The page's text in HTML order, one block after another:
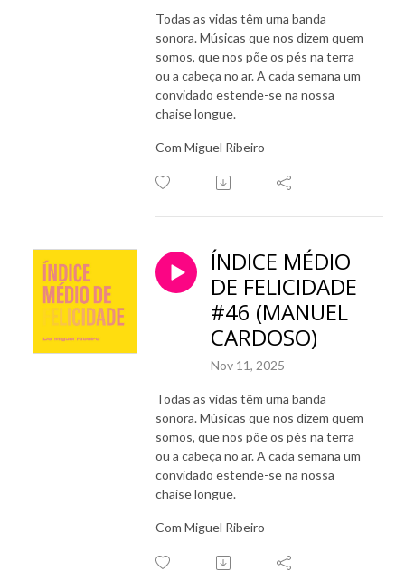
Todas as vidas têm uma banda
sonora. Músicas que nos dizem quem
somos, que nos põe os pés na terra
ou a cabeça no ar. A cada semana um
convidado estende-se na nossa
chaise longue.
Com Miguel Ribeiro
ÍNDICE MÉDIO
DE FELICIDADE
#46 (MANUEL
CARDOSO)
Nov 11, 2025
Todas as vidas têm uma banda
sonora. Músicas que nos dizem quem
somos, que nos põe os pés na terra
ou a cabeça no ar. A cada semana um
convidado estende-se na nossa
chaise longue.
Com Miguel Ribeiro